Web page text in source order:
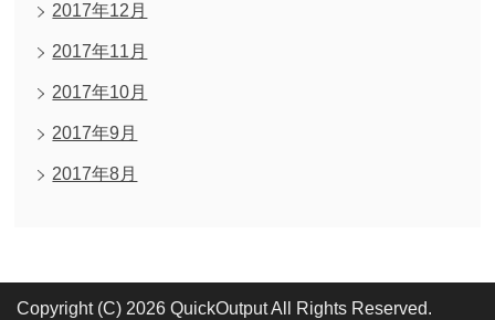
2017年12月
2017年11月
2017年10月
2017年9月
2017年8月
Copyright (C) 2026 QuickOutputAll Rights Reserved.